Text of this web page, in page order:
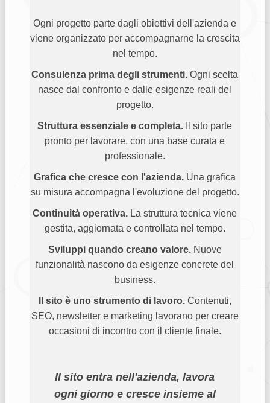
Ogni progetto parte dagli obiettivi dell'azienda e
viene organizzato per accompagnarne la crescita
nel tempo.
Consulenza prima degli strumenti. Ogni scelta
nasce dal confronto e dalle esigenze reali del
progetto.
Struttura essenziale e completa. Il sito parte
pronto per lavorare, con una base curata e
professionale.
Grafica che cresce con l'azienda. Una grafica
su misura accompagna l'evoluzione del progetto.
Continuità operativa. La struttura tecnica viene
gestita, aggiornata e controllata nel tempo.
Sviluppi quando creano valore.Nuove
funzionalità nascono da esigenze concrete del
business.
Il sito è uno strumento di lavoro.Contenuti,
SEO, newsletter e marketing lavorano per creare
occasioni di incontro con il cliente finale.
Il sito entra nell'azienda, lavora
ogni giorno e cresce insieme al